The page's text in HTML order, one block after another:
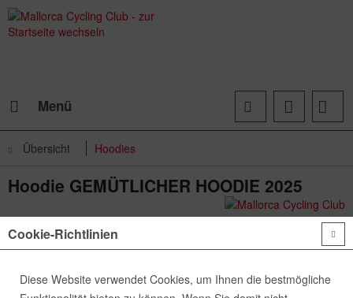
Menü
Übersicht Hoodies
Hoodie GEMÜTLICHER HOODIE 2025
Cookie-Richtlinien
Diese Website verwendet Cookies, um Ihnen die bestmögliche